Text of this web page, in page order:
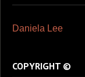
Daniela Lee
COPYRIGHT ©